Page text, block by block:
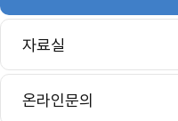
자료실
온라인문의